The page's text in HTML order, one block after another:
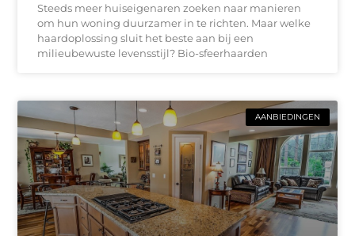
Steeds meer huiseigenaren zoeken naar manieren
om hun woning duurzamer in te richten. Maar welke
haardoplossing sluit het beste aan bij een
milieubewuste levensstijl? Bio-sfeerhaarden
AANBIEDINGEN